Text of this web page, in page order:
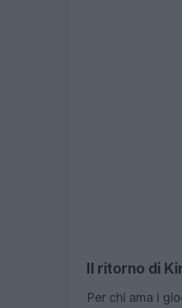
Il ritorno di
Per chi ama i